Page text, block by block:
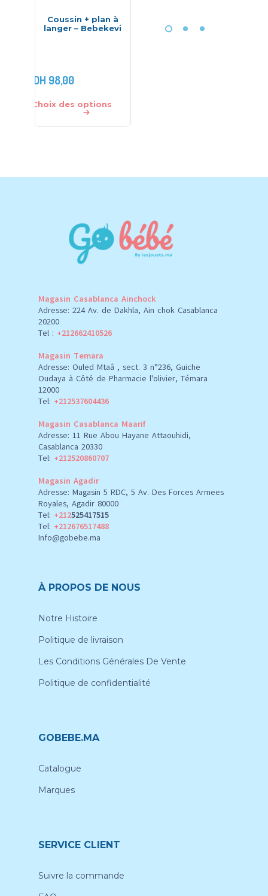
Coussin + plan à
langer – Bebekevi
DH 98,00
Choix des options
Cosydream
Magasin Casablanca Ainchock
Adresse: 224 Av. de Dakhla, Ain chok Casablanca
20200
Tel : +212662410526
Magasin Temara
Adresse: Ouled Mtaâ , sect. 3 n°236, Guiche
Oudaya à Côté de Pharmacie l'olivier, Témara
12000
Tel: +212537604436
Magasin Casablanca Maarif
Adresse: 11 Rue Abou Hayane Attaouhidi,
Casablanca 20330
Tel: +212520860707
Magasin Agadir
Adresse: Magasin 5 RDC, 5 Av. Des Forces Armees
Royales, Agadir 80000
Tel: +212525417515
Tel: +212676517488
Info@gobebe.ma
À PROPOS DE NOUS
Notre Histoire
Politique de livraison
Les Conditions Générales De Vente
Politique de confidentialité
GOBEBE.MA
Catalogue
Marques
SERVICE CLIENT
Suivre la commande